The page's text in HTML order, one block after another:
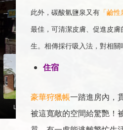
此外，碳酸氫鹽泉又有 「鹼性
最佳，可清潔皮膚、促進皮
生。相傳採行吸入法，對相關
住宿
豪華狩獵帳一踏進房內，
被這寬敞的空間給驚艷！